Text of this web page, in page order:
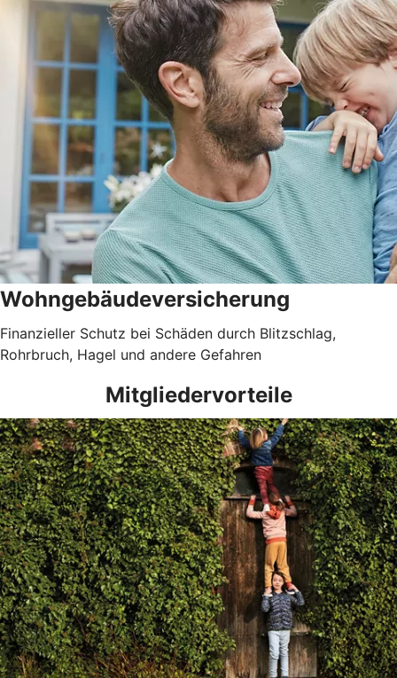
Wohngebäudever­sicherung
Finanzieller Schutz bei Schäden durch Blitzschlag,
Rohrbruch, Hagel und andere Gefahren
Mitgliedervorteile